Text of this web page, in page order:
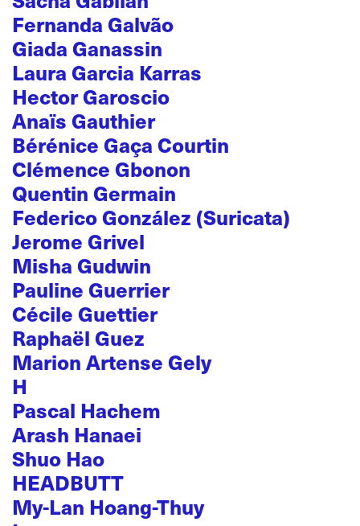
Fernanda Galvão
Giada Ganassin
Laura Garcia Karras
Hector Garoscio
Anaïs Gauthier
Bérénice Gaça Courtin
Clémence Gbonon
Quentin Germain
Federico González (Suricata)
Jerome Grivel
Misha Gudwin
Pauline Guerrier
Cécile Guettier
Raphaël Guez
Marion Artense Gely
H
Pascal Hachem
Arash Hanaei
Shuo Hao
HEADBUTT
My-Lan Hoang-Thuy